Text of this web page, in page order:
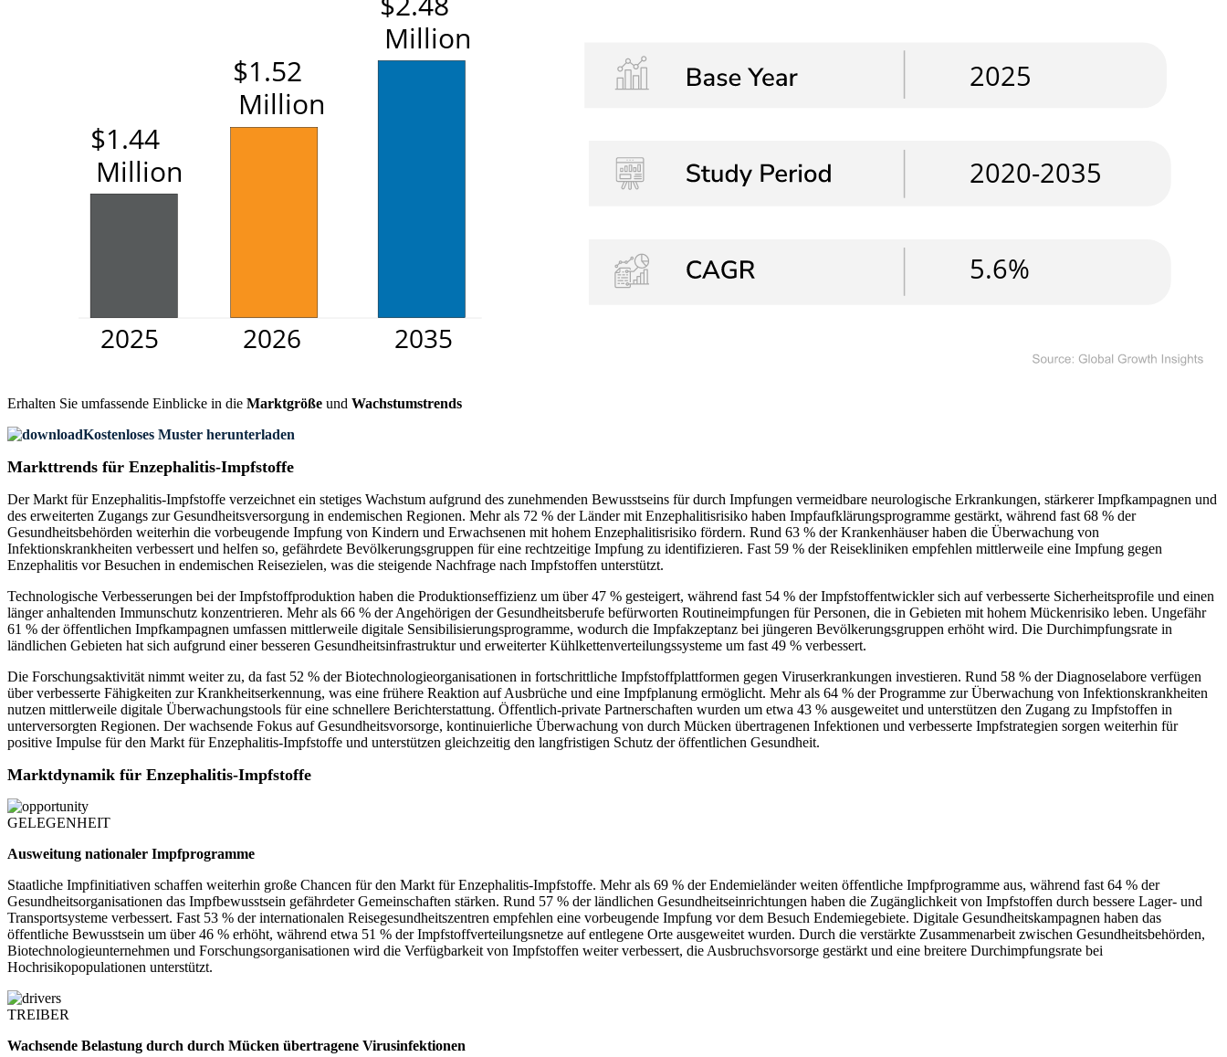
Erhalten Sie umfassende Einblicke in die Marktgröße und Wachstumstrends
Kostenloses Muster herunterladen
Markttrends für Enzephalitis-Impfstoffe
Der Markt für Enzephalitis-Impfstoffe verzeichnet ein stetiges Wachstum aufgrund des zunehmenden Bewusstseins für durch Impfungen vermeidbare neurologische Erkrankungen, stärkerer Impfkampagnen und
des erweiterten Zugangs zur Gesundheitsversorgung in endemischen Regionen. Mehr als 72 % der Länder mit Enzephalitisrisiko haben Impfaufklärungsprogramme gestärkt, während fast 68 % der
Gesundheitsbehörden weiterhin die vorbeugende Impfung von Kindern und Erwachsenen mit hohem Enzephalitisrisiko fördern. Rund 63 % der Krankenhäuser haben die Überwachung von
Infektionskrankheiten verbessert und helfen so, gefährdete Bevölkerungsgruppen für eine rechtzeitige Impfung zu identifizieren. Fast 59 % der Reisekliniken empfehlen mittlerweile eine Impfung gegen
Enzephalitis vor Besuchen in endemischen Reisezielen, was die steigende Nachfrage nach Impfstoffen unterstützt.
Technologische Verbesserungen bei der Impfstoffproduktion haben die Produktionseffizienz um über 47 % gesteigert, während fast 54 % der Impfstoffentwickler sich auf verbesserte Sicherheitsprofile und einen
länger anhaltenden Immunschutz konzentrieren. Mehr als 66 % der Angehörigen der Gesundheitsberufe befürworten Routineimpfungen für Personen, die in Gebieten mit hohem Mückenrisiko leben. Ungefähr
61 % der öffentlichen Impfkampagnen umfassen mittlerweile digitale Sensibilisierungsprogramme, wodurch die Impfakzeptanz bei jüngeren Bevölkerungsgruppen erhöht wird. Die Durchimpfungsrate in
ländlichen Gebieten hat sich aufgrund einer besseren Gesundheitsinfrastruktur und erweiterter Kühlkettenverteilungssysteme um fast 49 % verbessert.
Die Forschungsaktivität nimmt weiter zu, da fast 52 % der Biotechnologieorganisationen in fortschrittliche Impfstoffplattformen gegen Viruserkrankungen investieren. Rund 58 % der Diagnoselabore verfügen
über verbesserte Fähigkeiten zur Krankheitserkennung, was eine frühere Reaktion auf Ausbrüche und eine Impfplanung ermöglicht. Mehr als 64 % der Programme zur Überwachung von Infektionskrankheiten
nutzen mittlerweile digitale Überwachungstools für eine schnellere Berichterstattung. Öffentlich-private Partnerschaften wurden um etwa 43 % ausgeweitet und unterstützen den Zugang zu Impfstoffen in
unterversorgten Regionen. Der wachsende Fokus auf Gesundheitsvorsorge, kontinuierliche Überwachung von durch Mücken übertragenen Infektionen und verbesserte Impfstrategien sorgen weiterhin für
positive Impulse für den Markt für Enzephalitis-Impfstoffe und unterstützen gleichzeitig den langfristigen Schutz der öffentlichen Gesundheit.
Marktdynamik für Enzephalitis-Impfstoffe
GELEGENHEIT
Ausweitung nationaler Impfprogramme
Staatliche Impfinitiativen schaffen weiterhin große Chancen für den Markt für Enzephalitis-Impfstoffe. Mehr als 69 % der Endemieländer weiten öffentliche Impfprogramme aus, während fast 64 % der
Gesundheitsorganisationen das Impfbewusstsein gefährdeter Gemeinschaften stärken. Rund 57 % der ländlichen Gesundheitseinrichtungen haben die Zugänglichkeit von Impfstoffen durch bessere Lager- und
Transportsysteme verbessert. Fast 53 % der internationalen Reisegesundheitszentren empfehlen eine vorbeugende Impfung vor dem Besuch Endemiegebiete. Digitale Gesundheitskampagnen haben das
öffentliche Bewusstsein um über 46 % erhöht, während etwa 51 % der Impfstoffverteilungsnetze auf entlegene Orte ausgeweitet wurden. Durch die verstärkte Zusammenarbeit zwischen Gesundheitsbehörden,
Biotechnologieunternehmen und Forschungsorganisationen wird die Verfügbarkeit von Impfstoffen weiter verbessert, die Ausbruchsvorsorge gestärkt und eine breitere Durchimpfungsrate bei
Hochrisikopopulationen unterstützt.
TREIBER
Wachsende Belastung durch durch Mücken übertragene Virusinfektionen